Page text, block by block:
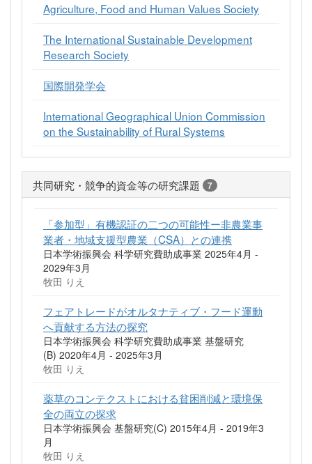
Agriculture, Food and Human Values Society
The International Sustainable Development
Research Society
国際開発学会
International Geographical Union Commission
on the Sustainability of Rural Systems
共同研究・競争的資金等の研究課題 7
「参加型」有機認証の二つの可能性ー非農業事
業者・地域支援型農業（CSA）との連携
日本学術振興会 科学研究費助成事業 2025年4月 -
2029年3月
牧田 りえ
フェアトレードがオルタナティブ・フード運動
へ貢献する方法の探究
日本学術振興会 科学研究費助成事業 基盤研究
(B) 2020年4月 - 2025年3月
牧田 りえ
薬草のコンテクストにおける貧困削減と環境保
全の両立の探求
日本学術振興会 基盤研究(C) 2015年4月 - 2019年3
月
牧田 りえ